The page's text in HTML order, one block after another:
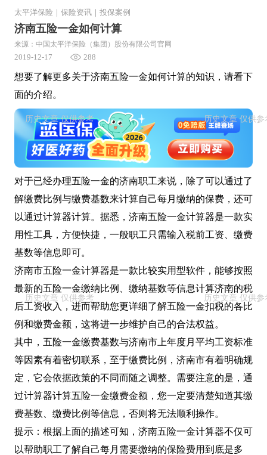
太平洋保险 保险资讯 投保案例
济南五险一金如何计算
来源：中国太平洋保险（集团）股份有限公司官网
2019-12-17 288
想要了解更多关于济南五险一金如何计算的知识，请看下
面的介绍。
对于已经办理五险一金的济南职工来说，除了可以通过了
解缴费比例与缴费基数来计算自己每月缴纳的保费，还可
以通过计算器计算。据悉，济南五险一金计算器是一款实
用性工具，方便快捷，一般职工只需输入税前工资、缴费
基数等信息即可。
济南市五险一金计算器是一款比较实用型软件，能够按照
最新的五险一金缴纳比例、缴纳基数等信息计算济南的税
后工资收入，进而帮助您更详细了解五险一金扣税的各比
例和缴费金额，这将进一步维护自己的合法权益。
其中，五险一金缴费基数与济南市上年度月平均工资标准
等因素有着密切联系，至于缴费比例，济南市有着明确规
定，它会依据政策的不同而随之调整。需要注意的是，通
过计算器计算五险一金缴费金额，您一定要清楚知道其缴
费基数、缴费比例等信息，否则将无法顺利操作。
提示：根据上面的描述可知，济南五险一金计算器不仅可
以帮助职工了解自己每月需要缴纳的保险费用到底是多